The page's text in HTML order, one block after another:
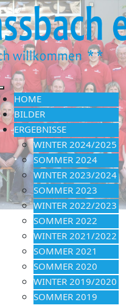
HOME
BILDER
ERGEBNISSE
WINTER 2024/2025
SOMMER 2024
WINTER 2023/2024
SOMMER 2023
WINTER 2022/2023
SOMMER 2022
WINTER 2021/2022
SOMMER 2021
SOMMER 2020
WINTER 2019/2020
SOMMER 2019